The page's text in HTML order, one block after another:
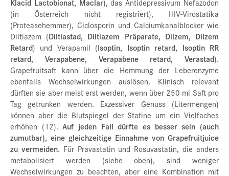
Klacid Lactobionat, Maclar), das Antidepressivum Nefazodon
(in Österreich nicht registriert), HIV-Virostatika
(Proteasehemmer), Ciclosporin und Calciumkanalblocker wie
Diltiazem (Diltiastad, Diltiazem Präparate, Dilzem, Dilzem
Retard) und Verapamil (Isoptin, Isoptin retard, Isoptin RR
retard, Verapabene, Verapabene retard, Verastad).
Grapefruitsaft kann über die Hemmung der Leberenzyme
ebenfalls Wechselwirkungen auslösen. Klinisch relevant
dürften sie aber meist erst werden, wenn über 250 ml Saft pro
Tag getrunken werden. Exzessiver Genuss (Litermengen)
können aber die Blutspiegel der Statine um ein Vielfaches
erhöhen (12).Auf jeden Fall dürfte es besser sein (auch
zumutbar), eine gleichzeitige Einnahme von Grapefruitjuice
zu vermeiden. Für Pravastatin und Rosuvastatin, die anders
metabolisiert werden (siehe oben), sind weniger
Wechselwirkungen zu beachten, aber eine Kombination mit